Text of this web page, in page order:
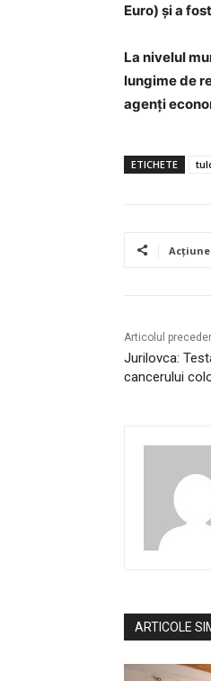
Euro) și a
La nivelul
lungime de
agenți
ETICHETE
Acțiune
Articolul
Jurilovca:
cancerului
ARTICOLE